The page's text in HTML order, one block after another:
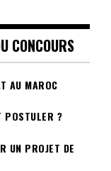
–
dédié
et
CONCOURS
AU MAROC
POSTULER ?
UN PROJET DE